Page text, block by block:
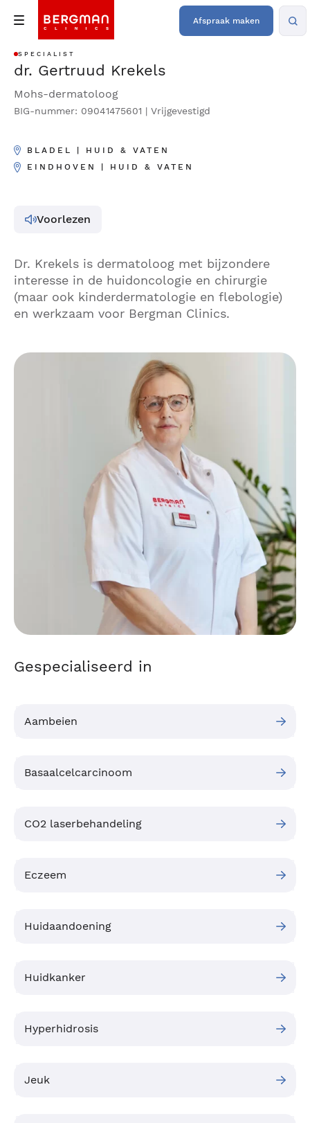
Afspraak maken
SPECIALIST
dr. Gertruud Krekels
Mohs-dermatoloog
BIG-nummer: 09041475601 | Vrijgevestigd
BLADEL | HUID & VATEN
EINDHOVEN | HUID & VATEN
Voorlezen
Dr. Krekels is dermatoloog met bijzondere
interesse in de huidoncologie en chirurgie
(maar ook kinderdermatologie en flebologie)
en werkzaam voor Bergman Clinics.
Gespecialiseerd in
Aambeien
Basaalcelcarcinoom
CO2 laserbehandeling
Eczeem
Huidaandoening
Huidkanker
Hyperhidrosis
Jeuk